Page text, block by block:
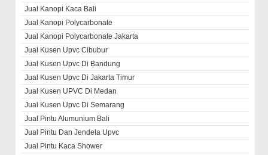
Jual Kanopi Kaca Bali
Jual Kanopi Polycarbonate
Jual Kanopi Polycarbonate Jakarta
Jual Kusen Upvc Cibubur
Jual Kusen Upvc Di Bandung
Jual Kusen Upvc Di Jakarta Timur
Jual Kusen UPVC Di Medan
Jual Kusen Upvc Di Semarang
Jual Pintu Alumunium Bali
Jual Pintu Dan Jendela Upvc
Jual Pintu Kaca Shower